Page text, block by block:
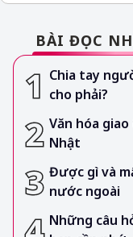
BÀI ĐỌC
Chia tay
cho phải?
Văn hóa
Nhật
Được gì và
nước ngoài
Những câu